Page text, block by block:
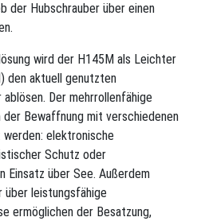
der Hubschrauber über einen
wird der H145M als Leichter
den aktuell genutzten
Der mehrrollenfähige
der Bewaffnung mit verschiedenen
elektronische
Schutz oder
Einsatz über See. Außerdem
leistungsfähige
ermöglichen der Besatzung,